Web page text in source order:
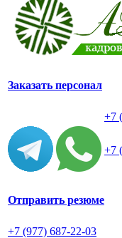
Заказать персонал
+7
+7
Отправить резюме
+7 (977) 687-22-03